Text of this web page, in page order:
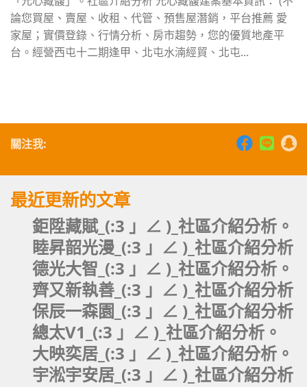
論您買屋、賣屋、收租、代管、預售屋潛銷，平台推薦 愛
家屋；實價登錄、行情分析、房市趨勢，您的優質地產平
台。經營西屯十二期逢甲、北屯水湳經貿、北屯...
關注我:
最近更新的文章
鉅陞藏賦_(:3 」∠ )_社區介紹分析。
睦昇韶光漫_(:3 」∠ )_社區介紹分析
德光大智_(:3 」∠ )_社區介紹分析。
齊又新執善_(:3 」∠ )_社區介紹分析
保辰一森園_(:3 」∠ )_社區介紹分析
總太V1_(:3 」∠ )_社區介紹分析。
大映奕居_(:3 」∠ )_社區介紹分析。
宇淞宇安居_(:3 」∠ )_社區介紹分析